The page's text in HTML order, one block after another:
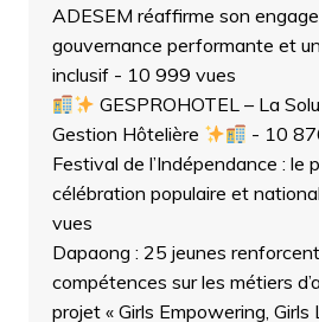
ADESEM réaffirme son
gouvernance performante et
inclusif- 10 999 vues
GESPROHOTEL – La
Gestion Hôtelière
- 10
Festival de l’Indépendance : le
célébration populaire et
vues
Dapaong : 25 jeunes
compétences sur les métiers
projet « Girls Empowering, Girls